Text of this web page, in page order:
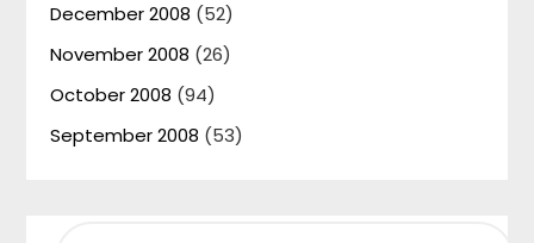
December 2008 (52)
November 2008 (26)
October 2008 (94)
September 2008 (53)